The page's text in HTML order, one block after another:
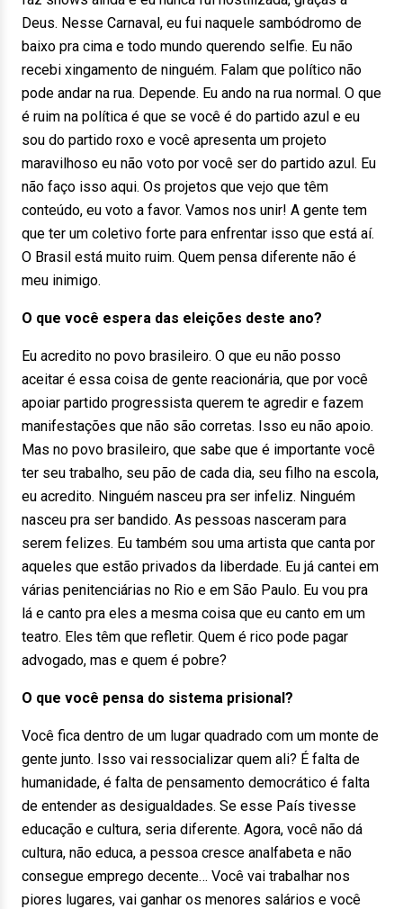
Deus. Nesse Carnaval, eu fui naquele sambódromo de
baixo pra cima e todo mundo querendo selfie. Eu não
recebi xingamento de ninguém. Falam que político não
pode andar na rua. Depende. Eu ando na rua normal. O que
é ruim na política é que se você é do partido azul e eu
sou do partido roxo e você apresenta um projeto
maravilhoso eu não voto por você ser do partido azul. Eu
não faço isso aqui. Os projetos que vejo que têm
conteúdo, eu voto a favor. Vamos nos unir! A gente tem
que ter um coletivo forte para enfrentar isso que está aí.
O Brasil está muito ruim. Quem pensa diferente não é
meu inimigo.
O que você espera das eleições deste ano?
Eu acredito no povo brasileiro. O que eu não posso
aceitar é essa coisa de gente reacionária, que por você
apoiar partido progressista querem te agredir e fazem
manifestações que não são corretas. Isso eu não apoio.
Mas no povo brasileiro, que sabe que é importante você
ter seu trabalho, seu pão de cada dia, seu filho na escola,
eu acredito. Ninguém nasceu pra ser infeliz. Ninguém
nasceu pra ser bandido. As pessoas nasceram para
serem felizes. Eu também sou uma artista que canta por
aqueles que estão privados da liberdade. Eu já cantei em
várias penitenciárias no Rio e em São Paulo. Eu vou pra
lá e canto pra eles a mesma coisa que eu canto em um
teatro. Eles têm que refletir. Quem é rico pode pagar
advogado, mas e quem é pobre?
O que você pensa do sistema prisional?
Você fica dentro de um lugar quadrado com um monte de
gente junto. Isso vai ressocializar quem ali? É falta de
humanidade, é falta de pensamento democrático é falta
de entender as desigualdades. Se esse País tivesse
educação e cultura, seria diferente. Agora, você não dá
cultura, não educa, a pessoa cresce analfabeta e não
consegue emprego decente… Você vai trabalhar nos
piores lugares, vai ganhar os menores salários e você